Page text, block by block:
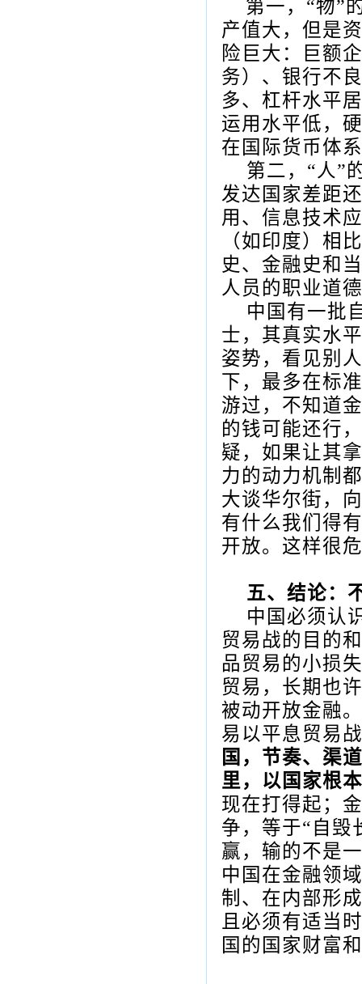
第一，“物”
产值大，但是
险巨大：巨额
务）、银行不
多、杠杆水平
运用水平低，
在国际货币体
第二，“人”
发达国家差距
用、信息技术
（如印度）相
史、金融史和
人员的职业道
中国有一批
士，其真实水
姿势，看见别
下，最多在标
游过，不知道
的钱可能还行
疑，如果让其
力的动力机制
大谈华尔街，
有什么我们得
开放。这样很
五、结论：
中国必须认
贸易战的目的
品贸易的小损
贸易，长期也
被动开放金融
易以平息贸易
国，节奏、渠
里，以国家根
现在打得起；
争，等于“自毁
赢，输的不是
中国在金融领
制、在内部形
且必须有适当
国的国家财富